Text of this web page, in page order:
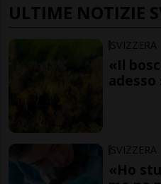
ULTIME NOTIZIE
SVIZZERA
«Il
adesso
SVIZZERA
«Ho